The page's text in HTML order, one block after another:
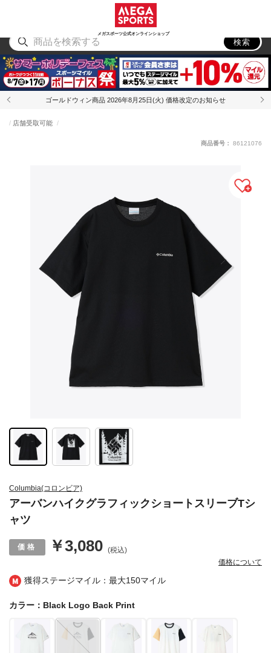
メガスポーツ公式オンラインショップ
アウトドア
検索
ゴールドウィン商品 2026年8月25日(火) 価格改定のお知らせ
獲得ステージマイル：最大150マイル
Columbia(コロンビア)
アーバンハイクグラフィックショートスリーブTシ
ャツ
店舗受取可能
￥3,080 (税込)
価格について
商品番号： 86121076
カラー：Black Logo Back Print